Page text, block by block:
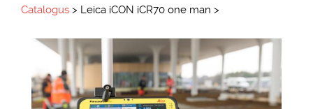
Catalogus > Leica iCON iCR70 one man >